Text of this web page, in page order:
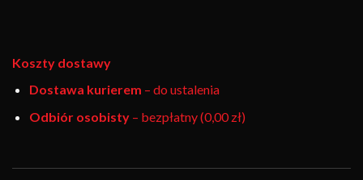
Koszty dostawy
Dostawa kurierem – do ustalenia
Odbiór osobisty– bezpłatny (0,00 zł)